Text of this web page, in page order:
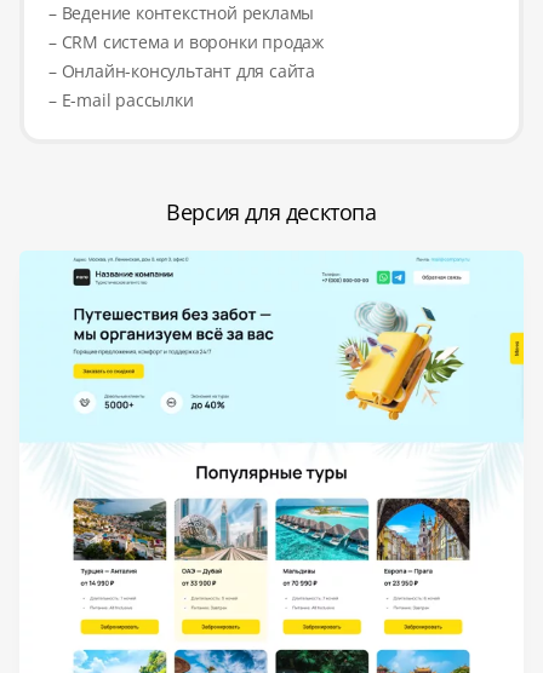
– Ведение контекстной рекламы
– CRM система и воронки продаж
– Онлайн-консультант для сайта
– E-mail рассылки
Версия для десктопа